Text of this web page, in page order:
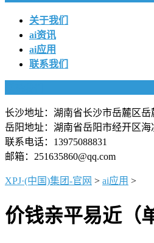
关于我们
ai资讯
ai应用
联系我们
长沙地址：湖南省长沙市岳麓区岳
岳阳地址：湖南省岳阳市经开区海
联系电话：13975088831
邮箱：251635860@qq.com
XPJ·(中国)集团-官网 > ai应用 >
价钱亲平易近（